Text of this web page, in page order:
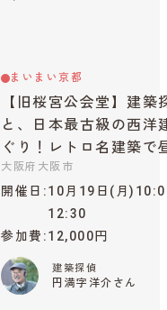
まいまい京都
【旧桜宮公会堂】建築
と、日本最古級の西洋
ぐり！レトロ名建築で
大阪府大阪市
開催日
10月19日(月
12:30
参加費 12,000円
建築探偵
円満字洋介さん